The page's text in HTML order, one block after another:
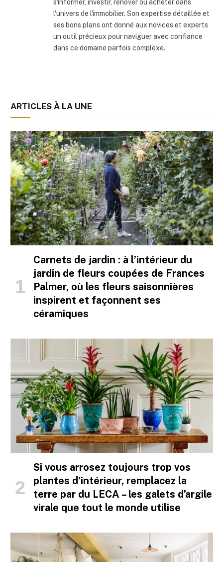
s'informer, investir, rénover ou acheter dans
l'univers de l'immobilier. Son expertise détaillée et
ses bons plans ont donné aux novices et experts
un outil précieux pour naviguer avec confiance
dans ce domaine parfois complexe.
ARTICLES À LA UNE
Carnets de jardin : à l’intérieur du
jardin de fleurs coupées de Frances
Palmer, où les fleurs saisonnières
inspirent et façonnent ses
céramiques
Si vous arrosez toujours trop vos
plantes d’intérieur, remplacez la
terre par du LECA – les galets d’argile
virale que tout le monde utilise